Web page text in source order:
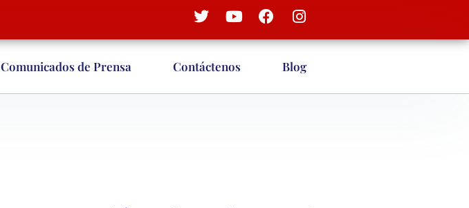
Comunicados de Prensa Contáctenos Blog